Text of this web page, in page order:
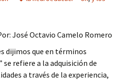
José Octavio Camelo Romero
dijimos que en términos
refiere a la adquisición de
a través de la experiencia,